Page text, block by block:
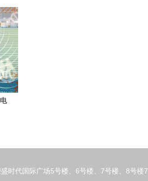
时代国际广场5号楼、6号楼、7号楼、8号楼